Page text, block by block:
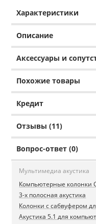
Характеристики
Описание
Аксессуары и
Похожие товары
Кредит
Отзывы (11)
Вопрос-ответ (0)
Мультимедиа акустика
Компьютерные колонки
3-х полосная акустика
Колонки с сабвуфером
Акустика 5.1 для